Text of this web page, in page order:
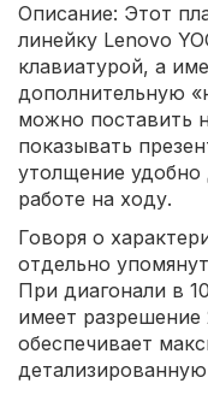
Описание: Этот
линейку Lenovo
клавиатурой, а
дополнительную
можно поставить
показывать
утолщение
работе на ходу.
Говоря о
отдельно
При диагонали в
имеет разрешение
обеспечивает